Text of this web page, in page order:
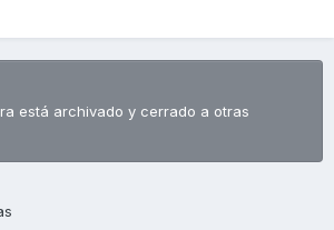
está archivado y cerrado a otras